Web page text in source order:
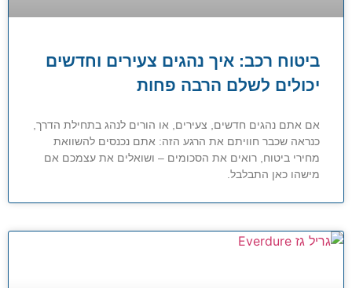
ביטוח רכב: איך נהגים צעירים וחדשים
יכולים לשלם הרבה פחות
אם אתם נהגים חדשים, צעירים, או הורים לנהג בתחילת הדרך,
כנראה שכבר חוויתם את הרגע הזה: אתם נכנסים להשוואת
מחירי ביטוח, רואים את הסכומים – ושואלים את עצמכם אם
מישהו כאן התבלבל.